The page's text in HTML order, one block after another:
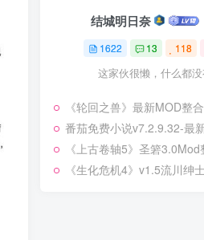
结城明日奈
1622 13 118
这家伙很懒，什么都
《轮回之兽》最新MOD整
番茄免费小说v7.2.9.32-最新
《上古卷轴5》圣箬
《生化危机4》v1.5流川绅
结城明日奈
1622 13 118
这家伙很懒，什么都
《轮回之兽》最新MOD整
番茄免费小说v7.2.9.32-最新
《上古卷轴5》圣箬
《生化危机4》v1.5流川绅